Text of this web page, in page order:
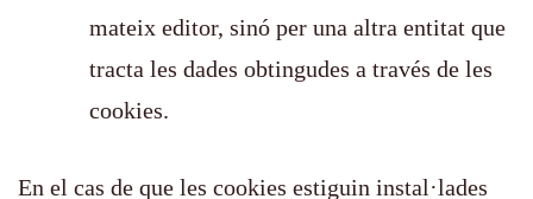
mateix editor, sinó per una altra entitat que
tracta les dades obtingudes a través de les
cookies.
En el cas de que les cookies estiguin instal·lades